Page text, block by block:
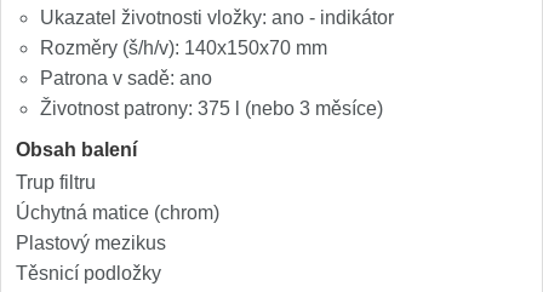
Ukazatel životnosti vložky: ano - indikátor
Rozměry (š/h/v): 140х150х70 mm
Patrona v sadě: ano
Životnost patrony: 375 l (nebo 3 měsíce)
Obsah balení
Trup filtru
Úchytná matice (chrom)
Plastový mezikus
Těsnicí podložky